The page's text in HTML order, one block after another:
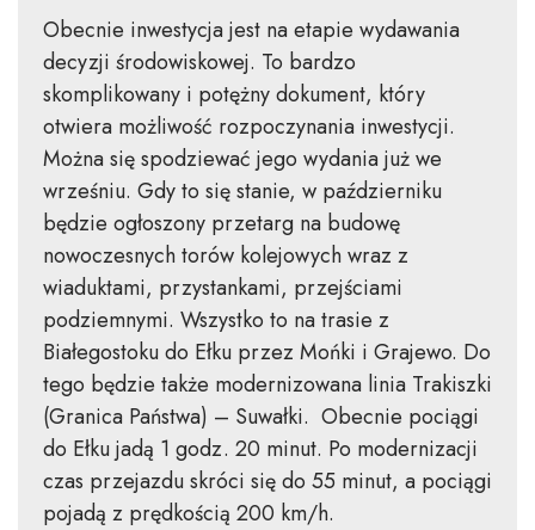
Obecnie inwestycja jest na etapie wydawania
decyzji środowiskowej. To bardzo
skomplikowany i potężny dokument, który
otwiera możliwość rozpoczynania inwestycji.
Można się spodziewać jego wydania już we
wrześniu. Gdy to się stanie, w październiku
będzie ogłoszony przetarg na budowę
nowoczesnych torów kolejowych wraz z
wiaduktami, przystankami, przejściami
podziemnymi. Wszystko to na trasie z
Białegostoku do Ełku przez Mońki i Grajewo. Do
tego będzie także modernizowana linia Trakiszki
(Granica Państwa) – Suwałki. Obecnie pociągi
do Ełku jadą 1 godz. 20 minut. Po modernizacji
czas przejazdu skróci się do 55 minut, a pociągi
pojadą z prędkością 200 km/h.